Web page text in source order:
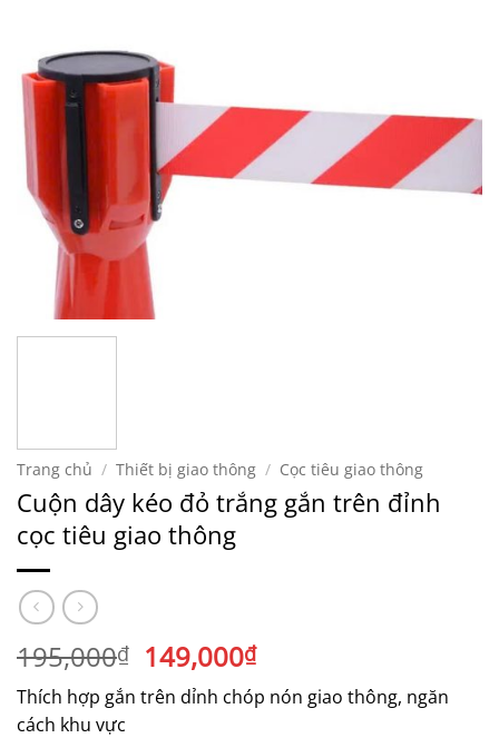
Trang chủ / Thiết bị giao thông / Cọc tiêu giao thông
Cuộn dây kéo đỏ trắng gắn trên đỉnh
cọc tiêu giao thông
195,000₫ Giá
gốc
là:
149,000₫Giá
hiện
tại
Thích hợp gắn trên dỉnh chóp nón giao thông, ngăn
cách khu vực